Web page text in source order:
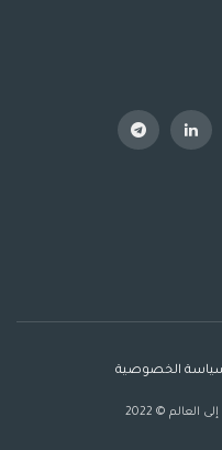
الخصوصية
© 2022